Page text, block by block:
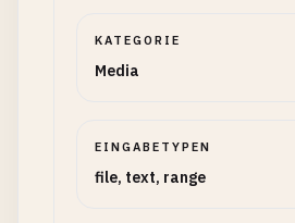
KATEGORIE
Media
EINGABETYPEN
file, text, range